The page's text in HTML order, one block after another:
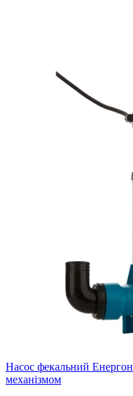
Насос фекальний
механізмом